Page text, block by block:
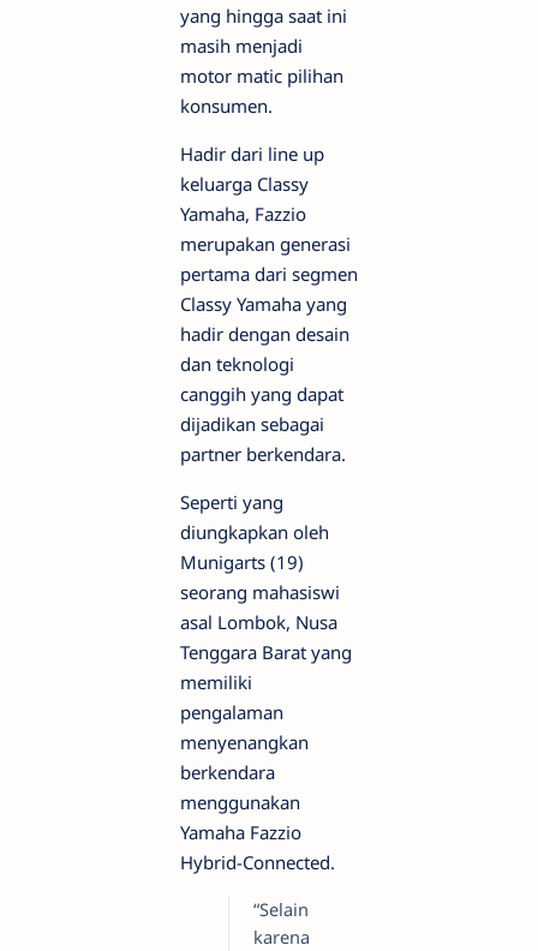
yang hingga saat ini
masih menjadi
motor matic pilihan
konsumen.
Hadir dari line up
keluarga Classy
Yamaha, Fazzio
merupakan generasi
pertama dari segmen
Classy Yamaha yang
hadir dengan desain
dan teknologi
canggih yang dapat
dijadikan sebagai
partner berkendara.
Seperti yang
diungkapkan oleh
Munigarts (19)
seorang mahasiswi
asal Lombok, Nusa
Tenggara Barat yang
memiliki
pengalaman
menyenangkan
berkendara
menggunakan
Yamaha Fazzio
Hybrid-Connected.
“Selain
karena